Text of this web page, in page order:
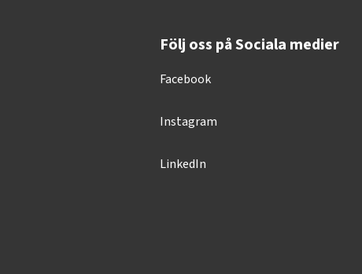
Följ oss på Sociala medier
Facebook
Instagram
LinkedIn